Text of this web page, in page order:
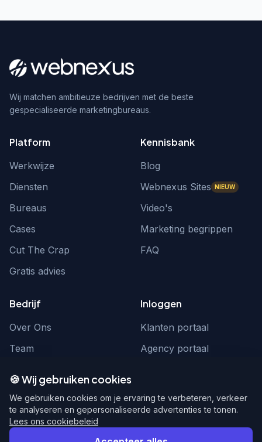
Wij matchen ambitieuze bedrijven met de beste
gespecialiseerde marketingbureaus.
Platform
Werkwijze
Diensten
Bureaus
Cases
Cut The Crap
Gratis advies
Kennisbank
Blog
Webnexus Sites NIEUW
Video's
Marketing begrippen
FAQ
Bedrijf
Over Ons
Team
Inloggen
Klanten portaal
Agency portaal
hello@webnexus.nl
085 004 1875
🍪 Wij gebruiken cookies
We gebruiken cookies om je ervaring te verbeteren, verkeer
te analyseren en gepersonaliseerde advertenties te tonen.
Lees ons cookiebeleid